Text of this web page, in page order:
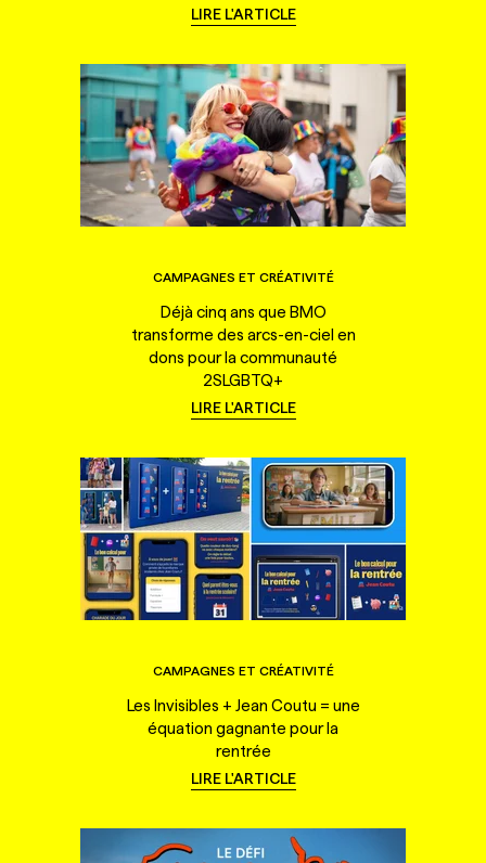
LIRE L'ARTICLE
CAMPAGNES ET CRÉATIVITÉ
Déjà cinq ans que BMO
transforme des arcs-en-ciel en
dons pour la communauté
2SLGBTQ+
LIRE L'ARTICLE
CAMPAGNES ET CRÉATIVITÉ
Les Invisibles + Jean Coutu = une
équation gagnante pour la
rentrée
LIRE L'ARTICLE